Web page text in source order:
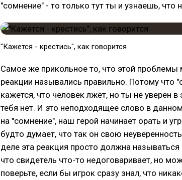
"сомнение" - то только тут ты и узнаешь, что
"Кажется - крестись", как говорится
Самое же прикольное то, что этой
реакции назывались правильно. Потому что
кажется, что человек лжёт, но ты не уверен в
тебя нет. И это неподходящее слово в
на "сомнение", наш герой начинает орать и
будто думает, что так он свою
деле эта реакция просто должна называться
что свидетель что-то недоговаривает, но
поверьте, если бы игрок сразу знал, что